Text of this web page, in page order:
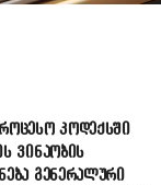
კოდექსში
ვინაობის
გენერალური